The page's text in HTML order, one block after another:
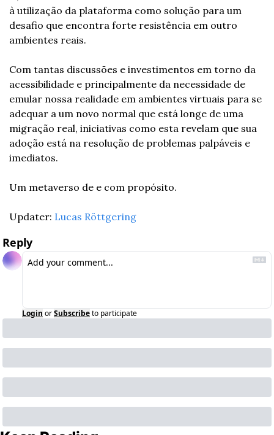
à utilização da plataforma como solução para um
desafio que encontra forte resistência em outro
ambientes reais.
Com tantas discussões e investimentos em torno da
acessibilidade e principalmente da necessidade de
emular nossa realidade em ambientes virtuais para se
adequar a um novo normal que está longe de uma
migração real, iniciativas como esta revelam que sua
adoção está na resolução de problemas palpáveis e
imediatos.
Um metaverso de e com propósito.
Updater: Lucas Röttgering
Reply
Login orSubscribeto participate